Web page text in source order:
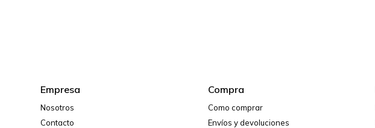
Empresa
Nosotros
Contacto
Compra
Como comprar
Envíos y devoluciones